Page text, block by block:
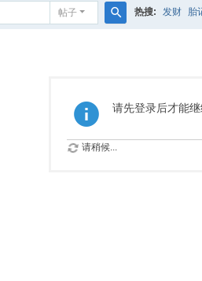
帖子 热搜: 发财 胎
请先登录后才能
请稍候...